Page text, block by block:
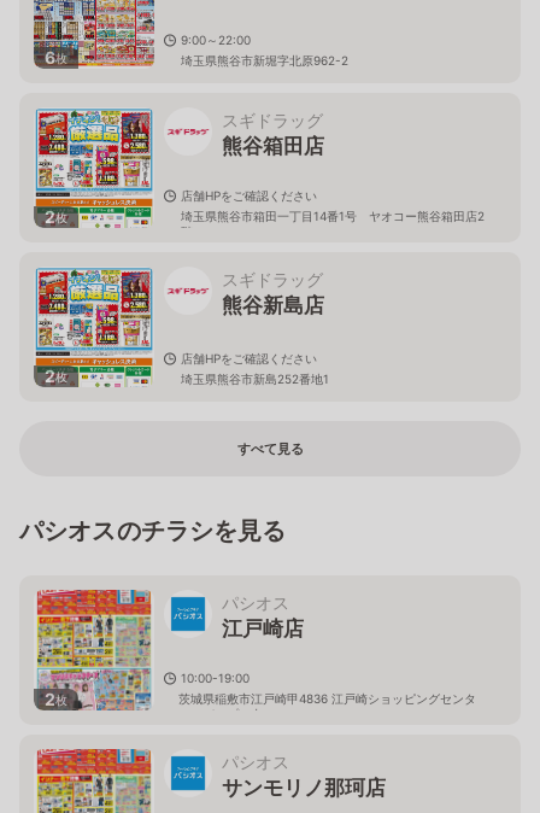
6枚
9:00～22:00
埼玉県熊谷市新堀字北原962-2
2枚
スギドラッグ
熊谷箱田店
店舗HPをご確認ください
埼玉県熊谷市箱田一丁目14番1号 ヤオコー熊谷箱田店2
階
2枚
スギドラッグ
熊谷新島店
店舗HPをご確認ください
埼玉県熊谷市新島252番地1
すべて見る
パシオスのチラシを見る
2枚
パシオス
江戸崎店
10:00-19:00
茨城県稲敷市江戸崎甲4836 江戸崎ショッピングセンタ
ー（パンプ）内
パシオス
サンモリノ那珂店